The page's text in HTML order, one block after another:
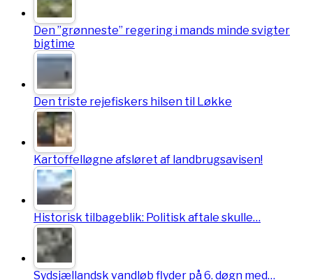
Den ”grønneste” regering i mands minde svigter
bigtime
Den triste rejefiskers hilsen til Løkke
Kartoffelløgne afsløret af landbrugsavisen!
Historisk tilbageblik: Politisk aftale skulle…
Sydsjællandsk vandløb flyder på 6. døgn med…